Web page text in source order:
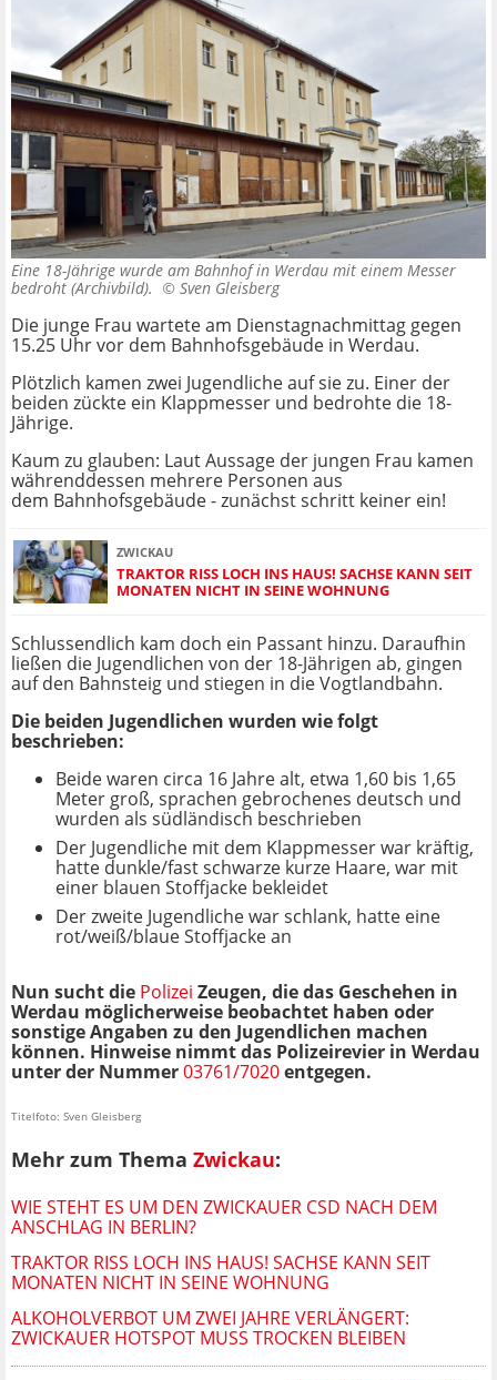
Eine 18-Jährige wurde am Bahnhof in Werdau mit einem Messer
bedroht (Archivbild). © Sven Gleisberg
Die junge Frau wartete am Dienstagnachmittag gegen
15.25 Uhr vor dem Bahnhofsgebäude in Werdau.
Plötzlich kamen zwei Jugendliche auf sie zu. Einer der
beiden zückte ein Klappmesser und bedrohte die 18-
Jährige.
Kaum zu glauben: Laut Aussage der jungen Frau kamen
währenddessen mehrere Personen aus
dem Bahnhofsgebäude - zunächst schritt keiner ein!
ZWICKAU
TRAKTOR RISS LOCH INS HAUS! SACHSE KANN SEIT
MONATEN NICHT IN SEINE WOHNUNG
Schlussendlich kam doch ein Passant hinzu. Daraufhin
ließen die Jugendlichen von der 18-Jährigen ab, gingen
auf den Bahnsteig und stiegen in die Vogtlandbahn.
Die beiden Jugendlichen wurden wie folgt
beschrieben:
Beide waren circa 16 Jahre alt, etwa 1,60 bis 1,65
Meter groß, sprachen gebrochenes deutsch und
wurden als südländisch beschrieben
Der Jugendliche mit dem Klappmesser war kräftig,
hatte dunkle/fast schwarze kurze Haare, war mit
einer blauen Stoffjacke bekleidet
Der zweite Jugendliche war schlank, hatte eine
rot/weiß/blaue Stoffjacke an
Nun sucht die Polizei Zeugen, die das Geschehen in
Werdau möglicherweise beobachtet haben oder
sonstige Angaben zu den Jugendlichen machen
können. Hinweise nimmt das Polizeirevier in Werdau
unter der Nummer03761/7020entgegen.
Titelfoto: Sven Gleisberg
Mehr zum Thema Zwickau:
WIE STEHT ES UM DEN ZWICKAUER CSD NACH DEM
ANSCHLAG IN BERLIN?
TRAKTOR RISS LOCH INS HAUS! SACHSE KANN SEIT
MONATEN NICHT IN SEINE WOHNUNG
ALKOHOLVERBOT UM ZWEI JAHRE VERLÄNGERT:
ZWICKAUER HOTSPOT MUSS TROCKEN BLEIBEN